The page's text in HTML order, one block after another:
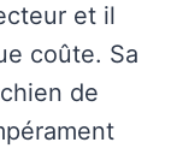
et il
coûte. Sa
de